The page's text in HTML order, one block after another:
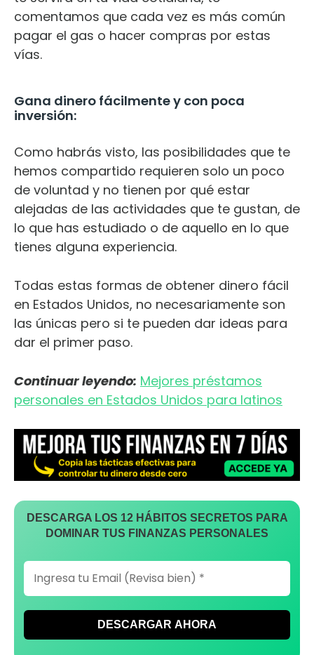
comentamos que cada vez es más común
pagar el gas o hacer compras por estas
vías.
Gana dinero fácilmente y con poca
inversión:
Como habrás visto, las posibilidades que te
hemos compartido requieren solo un poco
de voluntad y no tienen por qué estar
alejadas de las actividades que te gustan, de
lo que has estudiado o de aquello en lo que
tienes alguna experiencia.
Todas estas formas de obtener dinero fácil
en Estados Unidos, no necesariamente son
las únicas pero si te pueden dar ideas para
dar el primer paso.
Continuar leyendo: Mejores préstamos
personales en Estados Unidos para latinos
DESCARGA LOS 12 HÁBITOS SECRETOS PARA
DOMINAR TUS FINANZAS PERSONALES